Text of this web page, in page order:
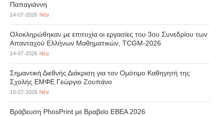
Παπαγιάννη
14-07-2026 Νέα
Ολοκληρώθηκαν με επιτυχία οι εργασίες του 3ου Συνεδρίου των
Απανταχού Ελλήνων Μαθηματικών, TCGM-2026
14-07-2026 Νέα
Σημαντική Διεθνής Διάκριση για τον Ομότιμο Καθηγητή της
Σχολής ΕΜΦΕ Γεώργιο Ζουπάνο
10-07-2026 Νέα
Βράβευση PhosPrint με Βραβείο ΕΒΕΑ 2026